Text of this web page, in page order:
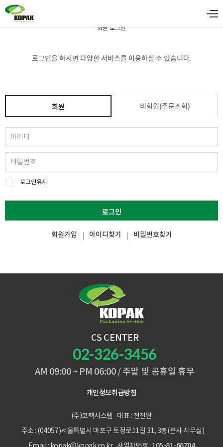
회원 로그인
로그인을 하시면 다양한 서비스를 이용하실 수 있습니다.
회원 비회원(주문조회)
로그인유지
로그인
회원가입 아이디찾기 비밀번호찾기
CS CENTER
02-326-3456
AM 09:00 ~ PM 06:00 / 주말 및 공휴일 휴무
개인정보취급방침
(주)코팩시스템
대표 : 전진완
주소 : (04057)서울특별시 마포구 토정로11길 31, 3층(본사 사무실)